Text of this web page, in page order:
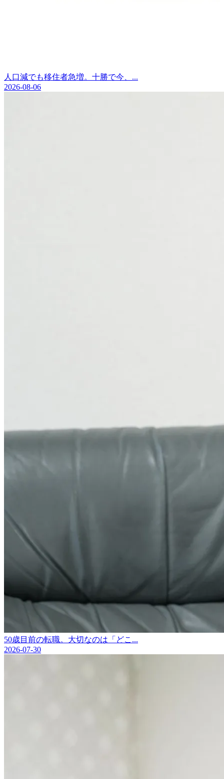
人口減でも移住者急増。十勝で今、...
2026-08-06
50歳目前の転職。大切なのは「どこ...
2026-07-30